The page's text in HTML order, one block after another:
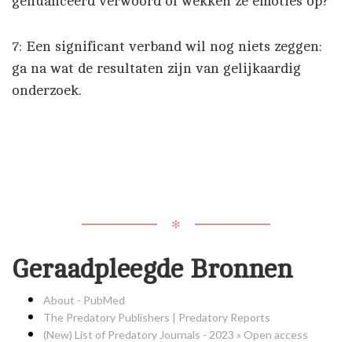
7: Een significant verband wil nog niets zeggen:
ga na wat de resultaten zijn van gelijkaardig
onderzoek.
✻
Geraadpleegde Bronnen
About - PubMed
The Predatory Publishers | Predatory Reports
(New) List of Predatory Journals - 2023 » Open access